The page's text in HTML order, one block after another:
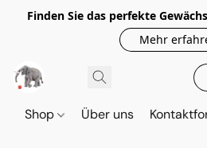
Finden Sie das perfekte
Mehr
Shop Über uns